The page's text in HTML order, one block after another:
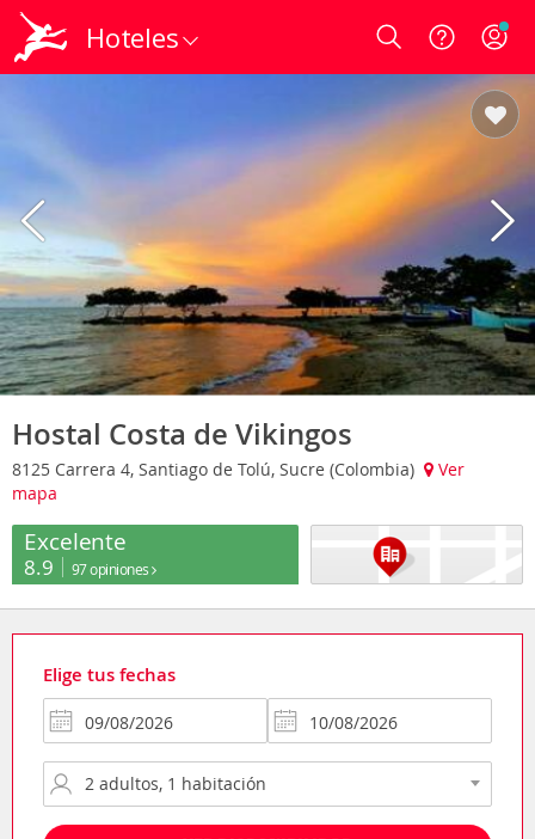
Hoteles Login
Hostal Costa de Vikingos
8125 Carrera 4, Santiago de Tolú, Sucre (Colombia)
Ver
mapa
Excelente
8.9 97 opiniones
Elige tus fechas